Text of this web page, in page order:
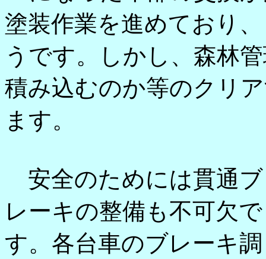
塗装作業を進めており
うです。しかし、森林
積み込むのか等のクリ
ます。
安全のためには貫通ブ
レーキの整備も不可欠で
す。各台車のブレーキ調